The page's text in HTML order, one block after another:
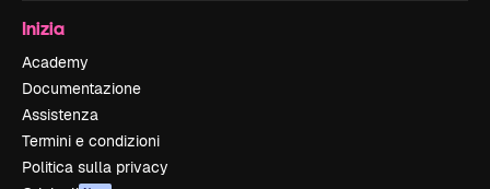
Inizia
Academy
Documentazione
Assistenza
Termini e condizioni
Politica sulla privacy